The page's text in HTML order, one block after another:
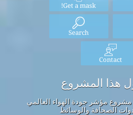
Get a mask!
Search
Contact
هذا المشروع
مؤشر جودة الهواء العالمي
الصحافة والوسائط